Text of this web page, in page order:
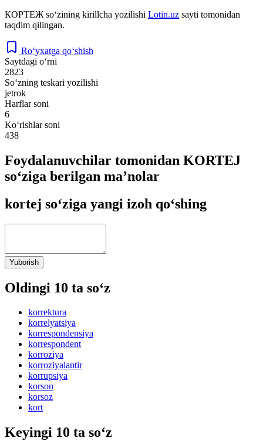
КОРТЕЖ so‘zining kirillcha yozilishi Lotin.uz sayti tomonidan
taqdim qilingan.
Ro‘yxatga qo‘shish
Saytdagi o‘rni
2823
So‘zning teskari yozilishi
jetrok
Harflar soni
6
Ko‘rishlar soni
438
Foydalanuvchilar tomonidan KORTEJ
so‘ziga berilgan ma’nolar
kortej so‘ziga yangi izoh qo‘shing
Yuborish
Oldingi 10 ta so‘z
korrektura
korrelyatsiya
korrespondensiya
korrespondent
korroziya
korroziyalantir
korrupsiya
korson
korsoz
kort
Keyingi 10 ta so‘z